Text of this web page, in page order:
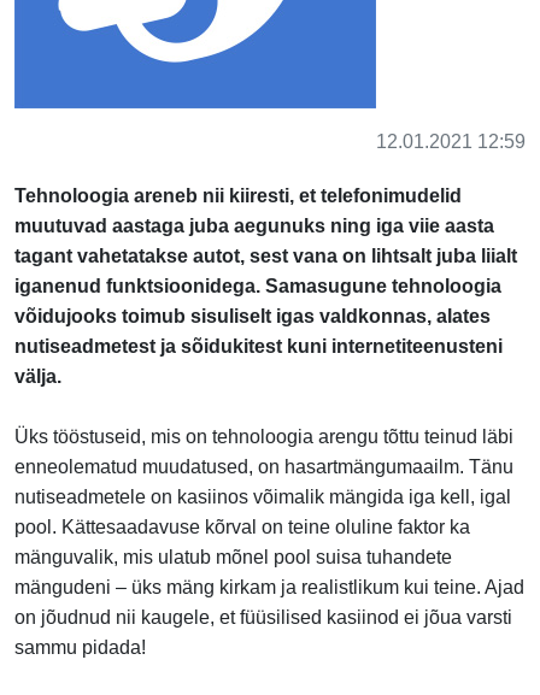
12.01.2021 12:59
Tehnoloogia areneb nii kiiresti, et telefonimudelid
muutuvad aastaga juba aegunuks ning iga viie aasta
tagant vahetatakse autot, sest vana on lihtsalt juba liialt
iganenud funktsioonidega. Samasugune tehnoloogia
võidujooks toimub sisuliselt igas valdkonnas, alates
nutiseadmetest ja sõidukitest kuni internetiteenusteni
välja.
Üks tööstuseid, mis on tehnoloogia arengu tõttu teinud läbi
enneolematud muudatused, on hasartmängumaailm. Tänu
nutiseadmetele on kasiinos võimalik mängida iga kell, igal
pool. Kättesaadavuse kõrval on teine oluline faktor ka
mänguvalik, mis ulatub mõnel pool suisa tuhandete
mängudeni – üks mäng kirkam ja realistlikum kui teine. Ajad
on jõudnud nii kaugele, et füüsilised kasiinod ei jõua varsti
sammu pidada!